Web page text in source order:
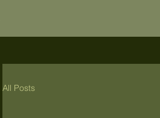
All Posts